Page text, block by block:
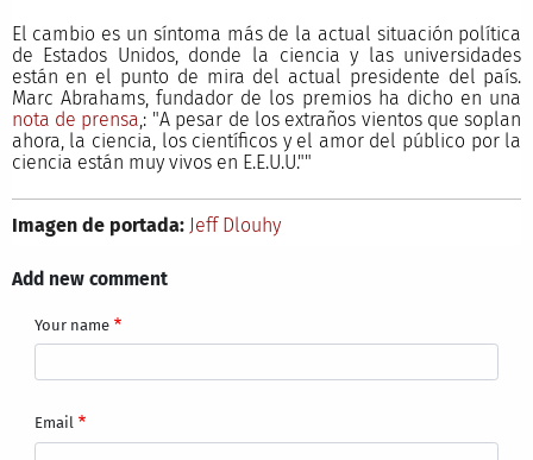
El cambio es un síntoma más de la actual situación política
de Estados Unidos, donde la ciencia y las universidades
están en el punto de mira del actual presidente del país.
Marc Abrahams, fundador de los premios ha dicho en una
nota de prensa ,: "A pesar de los extraños vientos que soplan
ahora, la ciencia, los científicos y el amor del público por la
ciencia están muy vivos en E.E.U.U.""
Imagen de portada: Jeff Dlouhy
Add new comment
Your name
Email